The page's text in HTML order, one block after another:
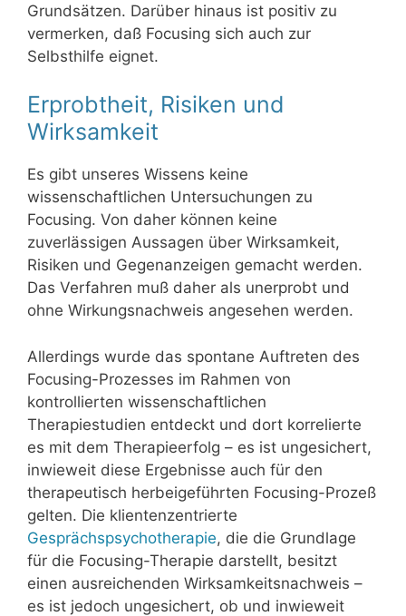
Grundsätzen. Darüber hinaus ist positiv zu
vermerken, daß Focusing sich auch zur
Selbsthilfe eignet.
Erprobtheit, Risiken und
Wirksamkeit
Es gibt unseres Wissens keine
wissenschaftlichen Untersuchungen zu
Focusing. Von daher können keine
zuverlässigen Aussagen über Wirksamkeit,
Risiken und Gegenanzeigen gemacht werden.
Das Verfahren muß daher als unerprobt und
ohne Wirkungsnachweis angesehen werden.
Allerdings wurde das spontane Auftreten des
Focusing-Prozesses im Rahmen von
kontrollierten wissenschaftlichen
Therapiestudien entdeckt und dort korrelierte
es mit dem Therapieerfolg – es ist ungesichert,
inwieweit diese Ergebnisse auch für den
therapeutisch herbeigeführten Focusing-Prozeß
gelten. Die klientenzentrierte
Gesprächspsychotherapie, die die Grundlage
für die Focusing-Therapie darstellt, besitzt
einen ausreichenden Wirksamkeitsnachweis –
es ist jedoch ungesichert, ob und inwieweit